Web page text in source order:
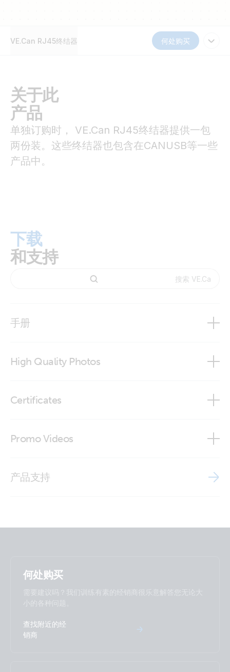
VE.Can RJ45终结器 何处购买
关于此
产品
单独订购时， VE.Can RJ45终结器提供一包
两份装。这些终结器也包含在CANUSB等一些
产品中。
下载
和支持
手册
High Quality Photos
Certificates
Promo Videos
产品支持
何处购买
需要建议吗？我们训练有素的经销商很乐意解答您无论大
小的各种问题。
查找附近的经
销商